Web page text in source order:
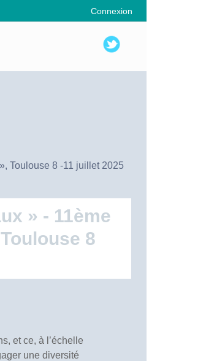
Connexion
Toulouse 8 -11 juillet 2025
» - 11ème
8
et ce, à l’échelle
une diversité